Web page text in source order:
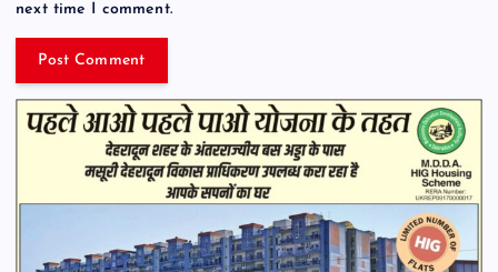
next time I comment.